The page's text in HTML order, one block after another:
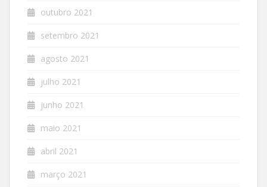
outubro 2021
setembro 2021
agosto 2021
julho 2021
junho 2021
maio 2021
abril 2021
março 2021